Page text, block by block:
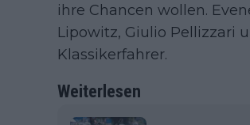
ihre Chancen wollen.
Lipowitz, Giulio Pellizzari
Klassikerfahrer.
Weiterlesen